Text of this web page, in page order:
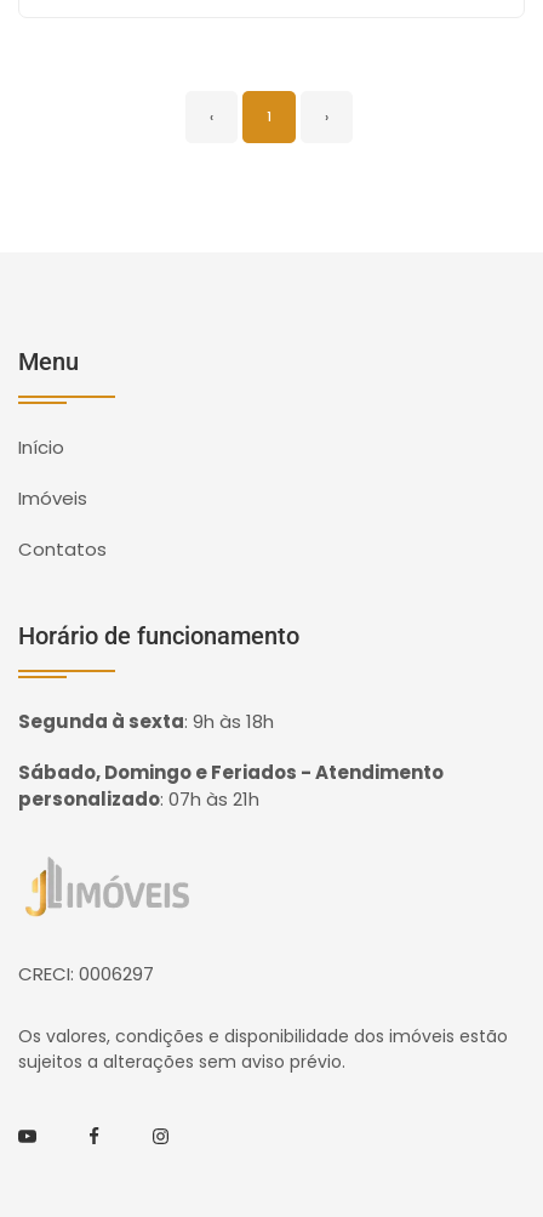
‹ 1 ›
Menu
Início
Imóveis
Contatos
Horário de funcionamento
Segunda à sexta: 9h às 18h
Sábado, Domingo e Feriados - Atendimento
personalizado: 07h às 21h
Página inicial
CRECI: 0006297
Os valores, condições e disponibilidade dos imóveis estão
sujeitos a alterações sem aviso prévio.
YoutubeFacebookInstagram